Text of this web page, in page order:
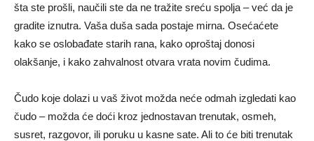
šta ste prošli, naučili ste da ne tražite sreću spolja – već da je
gradite iznutra. Vaša duša sada postaje mirna. Osećaćete
kako se oslobađate starih rana, kako oproštaj donosi
olakšanje, i kako zahvalnost otvara vrata novim čudima.
Čudo koje dolazi u vaš život možda neće odmah izgledati kao
čudo – možda će doći kroz jednostavan trenutak, osmeh,
susret, razgovor, ili poruku u kasne sate. Ali to će biti trenutak